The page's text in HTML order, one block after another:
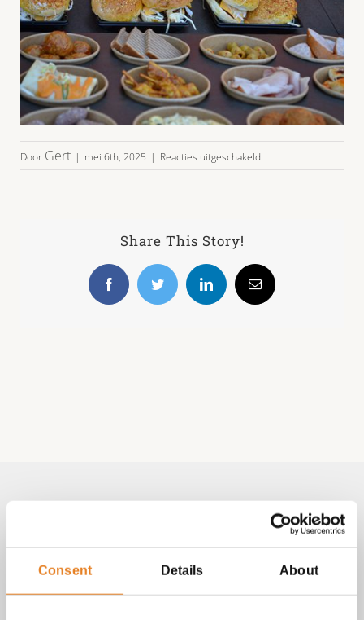
Consent Details About
Door Gert | mei 6th, 2025 | Reacties uitgeschakeld
hapjes-
Share This Story!
FacebookTwitter LinkedInE-
mail
Aangepast met telefoonnummer:
tot vragen over bestellingen, betalingen en leveringen.